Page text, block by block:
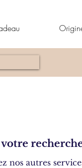
nos autres